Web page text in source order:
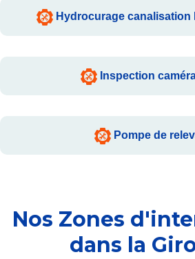
Hydrocurage canalisation
Inspection
Pompe de
Nos Zones
dans la